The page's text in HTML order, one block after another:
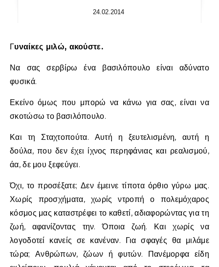
24.02.2014
Γυναίκες μιλώ, ακούστε.
Να σας σερβίρω ένα βασιλόπουλο είναι αδύνατο
φυσικά.
Εκείνο όμως που μπορώ να κάνω για σας, είναι να
σκοτώσω το βασιλόπουλο.
Και τη Σταχτοπούτα. Αυτή η ξευτελισμένη, αυτή η
δούλα, που δεν έχει ίχνος περηφάνιας και ρεαλισμού,
άα, δε μου ξεφεύγει.
Όχι, το προσέξατε; Δεν έμεινε τίποτα όρθιο γύρω μας.
Χωρίς προσχήματα, χωρίς ντροπή ο πολεμόχαρος
κόσμος μας καταστρέφει το καθετί, αδιαφορώντας για τη
ζωή, αφανίζοντας την. Όποια ζωή. Και χωρίς να
λογοδοτεί κανείς σε κανέναν. Για σφαγές θα μιλάμε
τώρα; Ανθρώπων, ζώων ή φυτών. Πανέμορφα είδη